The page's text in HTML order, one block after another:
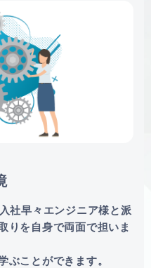
社早々エンジニア様と派
りを自身で両面で担いま
ぶことができます。